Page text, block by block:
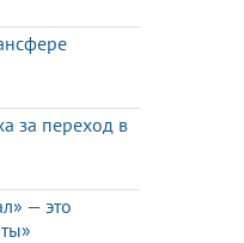
за переход в
— это